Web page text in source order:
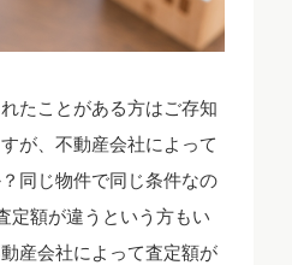
たことがある方はご存知
が、不動産会社によって
同じ物件で同じ条件なの
定額が違うという方もい
産会社によって査定額が